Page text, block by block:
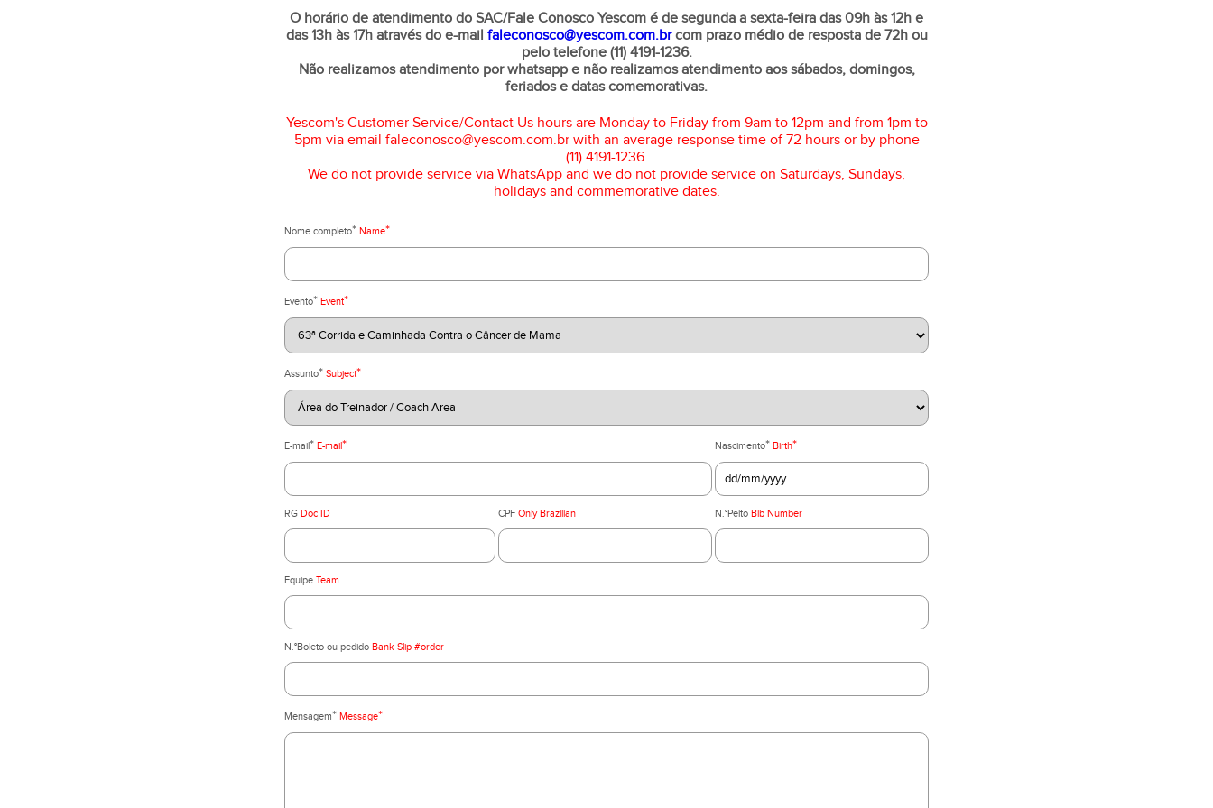
O horário de atendimento do SAC/Fale Conosco Yescom é de segunda a sexta-feira das 09h às 12h e
das 13h às 17h através do e-mail faleconosco@yescom.com.brcom prazo médio de resposta de 72h ou
pelo telefone (11) 4191-1236.
Não realizamos atendimento por whatsapp e não realizamos atendimento aos sábados, domingos,
feriados e datas comemorativas.
Yescom's Customer Service/Contact Us hours are Monday to Friday from 9am to 12pm and from 1pm to
5pm via email faleconosco@yescom.com.br with an average response time of 72 hours or by phone
(11) 4191-1236.
We do not provide service via WhatsApp and we do not provide service on Saturdays, Sundays,
holidays and commemorative dates.
Nome completo* Name*
Evento* Event*
Assunto* Subject*
E-mail* E-mail* Nascimento* Birth*
RG Doc ID CPF Only Brazilian N.°Peito Bib Number
Equipe Team
N.°Boleto ou pedido Bank Slip #order
Mensagem* Message*